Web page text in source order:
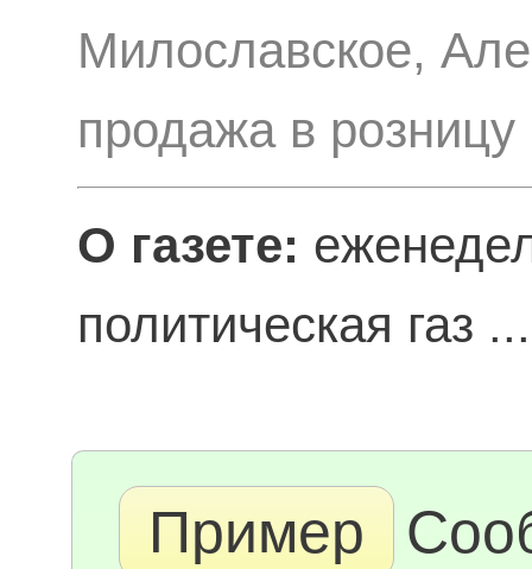
Милославское,
продажа в розницу
О газете:
политическая газ
Пример